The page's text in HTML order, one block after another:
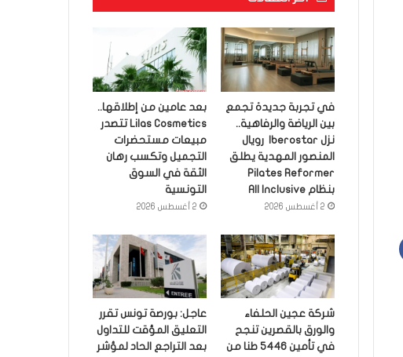
في تجربة جديدة تجمع
بين الرياضة والرفاهية..
نزل Iberostar رويال
المنصور المهدية يطلق
Pilates Reformer
بنظام All Inclusive
2 أغسطس 2026
بعد عامين من إطلاقها..
Lilas Cosmetics تتصدر
مبيعات مستحضرات
التجميل وتكسب رهان
الثقة في السوق
التونسية
2 أغسطس 2026
شركة عجين الحلفاء
والورق بالقصرين تنجح
في تأمين 5446 طنا من
عاجل: بورصة تونس تقرر
التعليق المؤقت للتداول
بعد التراجع الحاد لمؤشر